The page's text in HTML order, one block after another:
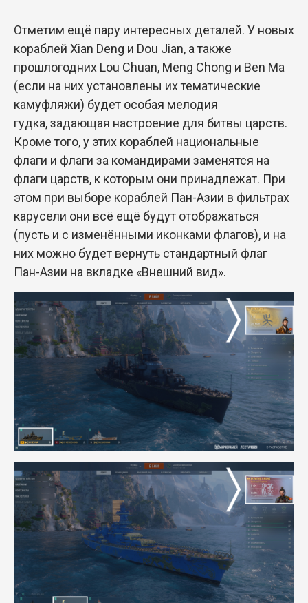
Отметим ещё пару интересных деталей. У новых
кораблей Xian Deng и Dou Jian, а также
прошлогодних Lou Chuan, Meng Chong и Ben Ma
(если на них установлены их тематические
камуфляжи) будет особая мелодия
гудка, задающая настроение для битвы царств.
Кроме того, у этих кораблей национальные
флаги и флаги за командирами заменятся на
флаги царств, к которым они принадлежат. При
этом при выборе кораблей Пан-Азии в фильтрах
карусели они всё ещё будут отображаться
(пусть и с изменёнными иконками флагов), и на
них можно будет вернуть стандартный флаг
Пан-Азии на вкладке «Внешний вид».